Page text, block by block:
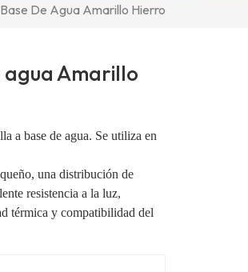
De Agua Amarillo Hierro
agua Amarillo
a base de agua. Se utiliza en
una distribución de
resistencia a la luz,
térmica y compatibilidad del